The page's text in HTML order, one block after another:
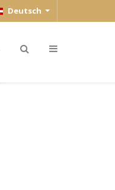
Deutsch